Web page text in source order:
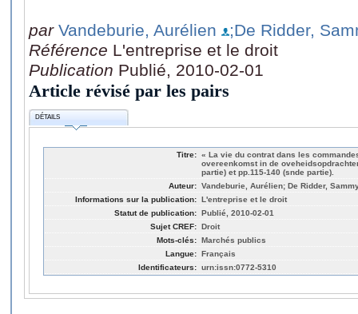
par Vandeburie, Aurélien
;De Ridder,
Référence L'entreprise et le droit
Publication Publié, 2010-02-01
Article révisé par les pairs
DÉTAILS
Titre: « La vie du contrat dans les
overeenkomst in de
partie) et pp.115-140 (snde partie).
Auteur: Vandeburie, Aurélien; De Ridder,
Informations sur la publication: L'entreprise et le droit
Statut de publication: Publié, 2010-02-01
Sujet CREF: Droit
Mots-clés: Marchés publics
Langue: Français
Identificateurs: urn:issn:0772-5310